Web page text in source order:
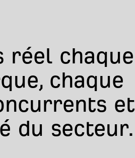
réel chaque
chaque
et
du secteur.